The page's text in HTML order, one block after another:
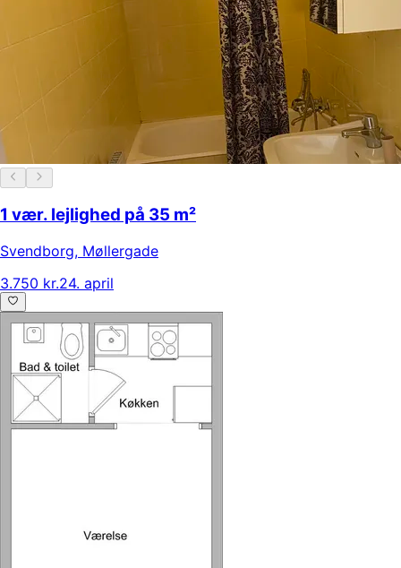
1 vær. lejlighed på 35 m²
Svendborg, Møllergade
3.750 kr.24. april